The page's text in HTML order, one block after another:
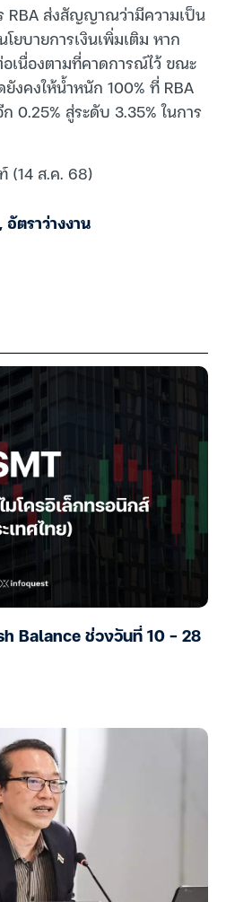
RBA ส่งสัญญาณว่ามีความเป็น
ยบายการเงินเพิ่มเติม หาก
อเนื่องตามที่คาดการณ์ไว้ ขณะ
งคงให้น้ำหนัก 100% ที่ RBA
0.25% สู่ระดับ 3.35% ในการ
(14 ส.ค. 68)
,อัตราว่างงาน
Balance ช่วงวันที่ 10 – 28